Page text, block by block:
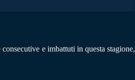
e imbattuti in questa stagione,